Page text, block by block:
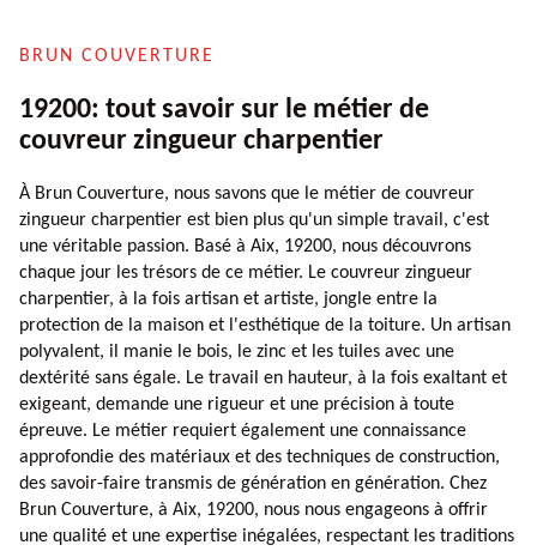
BRUN COUVERTURE
19200: tout savoir sur le métier de
couvreur zingueur charpentier
À Brun Couverture, nous savons que le métier de couvreur
zingueur charpentier est bien plus qu'un simple travail, c'est
une véritable passion. Basé à Aix, 19200, nous découvrons
chaque jour les trésors de ce métier. Le couvreur zingueur
charpentier, à la fois artisan et artiste, jongle entre la
protection de la maison et l'esthétique de la toiture. Un artisan
polyvalent, il manie le bois, le zinc et les tuiles avec une
dextérité sans égale. Le travail en hauteur, à la fois exaltant et
exigeant, demande une rigueur et une précision à toute
épreuve. Le métier requiert également une connaissance
approfondie des matériaux et des techniques de construction,
des savoir-faire transmis de génération en génération. Chez
Brun Couverture, à Aix, 19200, nous nous engageons à offrir
une qualité et une expertise inégalées, respectant les traditions